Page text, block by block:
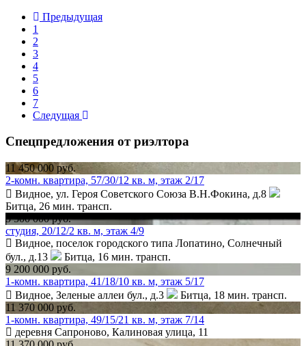
Предыдущая
1
2
3
4
5
6
7
Следущая
Спецпредложения от риэлтора
11 450 000 руб.
2-комн. квартира, 57/30/12 кв. м, этаж 2/17
Видное, ул. Героя Советского Союза В.Н.Фокина, д.8
Битца, 26 мин. трансп.
5 500 000 руб.
студия, 20/12/2 кв. м, этаж 4/9
Видное, поселок городского типа Лопатино, Солнечный
бул., д.13
Битца, 16 мин. трансп.
9 200 000 руб.
1-комн. квартира, 41/18/10 кв. м, этаж 5/17
Видное, Зеленые аллеи бул., д.3
Битца, 18 мин. трансп.
11 370 000 руб.
1-комн. квартира, 49/15/21 кв. м, этаж 7/14
деревня Сапроново, Калиновая улица, 11